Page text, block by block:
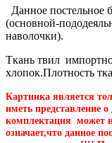
Данное постельное
(основной-
наволочки).
Ткань твил
хлопок.Плотность
Картинка является
иметь представление
комплектация может
означает,что данное